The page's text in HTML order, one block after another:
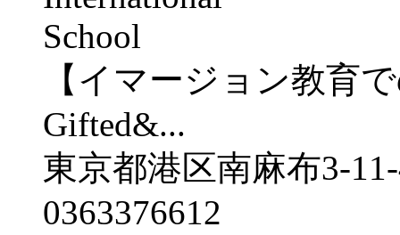
【イマージョン教育
Gifted&...
東京都港区南麻布3-
0363376612